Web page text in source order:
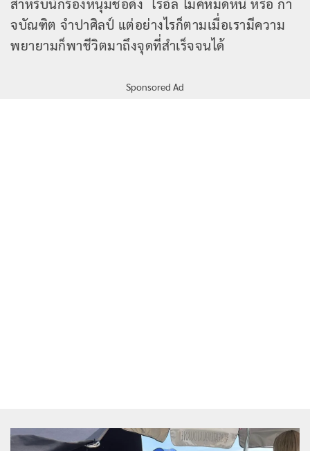
สำหรับนักร้องหนุ่มชื่อดัง ไรอัล ไมค์หมดหนี้ หรือ กา
จบัณฑิต จำปาศิลป์ แต่อย่างไรก็ตามเมื่อเรามีความ
พยายามก็พาชีวิตมาถึงจุดที่สำเร็จจนได้
Sponsored Ad